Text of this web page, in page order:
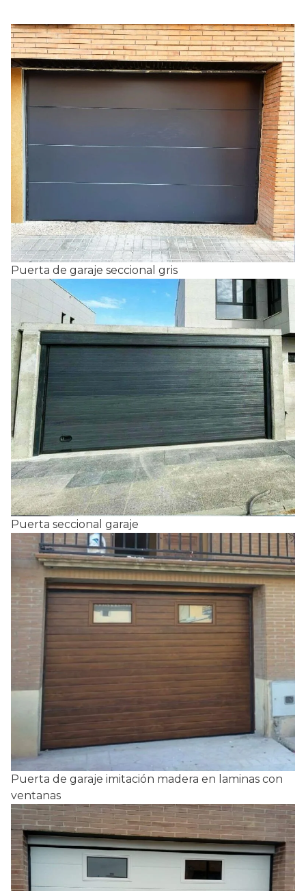
Puerta de garaje seccional gris
Puerta seccional garaje
Puerta de garaje imitación madera en laminas con
ventanas